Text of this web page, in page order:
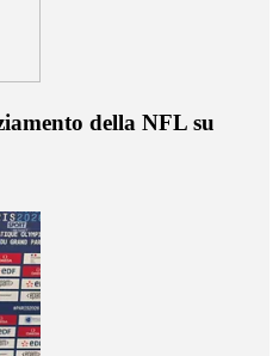
della NFL su